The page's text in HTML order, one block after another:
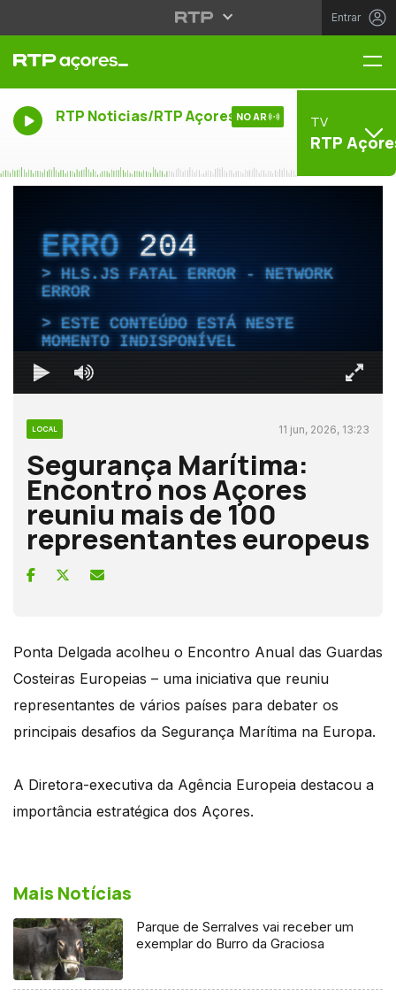
Entrar
RTP Noticias/RTP Açores NO AR TV
RTP
ERRO204
HLS.JS FATAL ERROR - NETWORK
ERROR
ESTE CONTEÚDO ESTÁ NESTE
MOMENTO INDISPONÍVEL
LOCAL 11 jun, 2026, 13:23
Segurança Marítima:
Encontro nos Açores
reuniu mais de 100
representantes europeus
Ponta Delgada acolheu o Encontro Anual das Guardas
Costeiras Europeias – uma iniciativa que reuniu
representantes de vários países para debater os
principais desafios da Segurança Marítima na Europa.
A Diretora-executiva da Agência Europeia destacou a
importância estratégica dos Açores.
Mais Notícias
Parque de Serralves vai receber um
exemplar do Burro da Graciosa